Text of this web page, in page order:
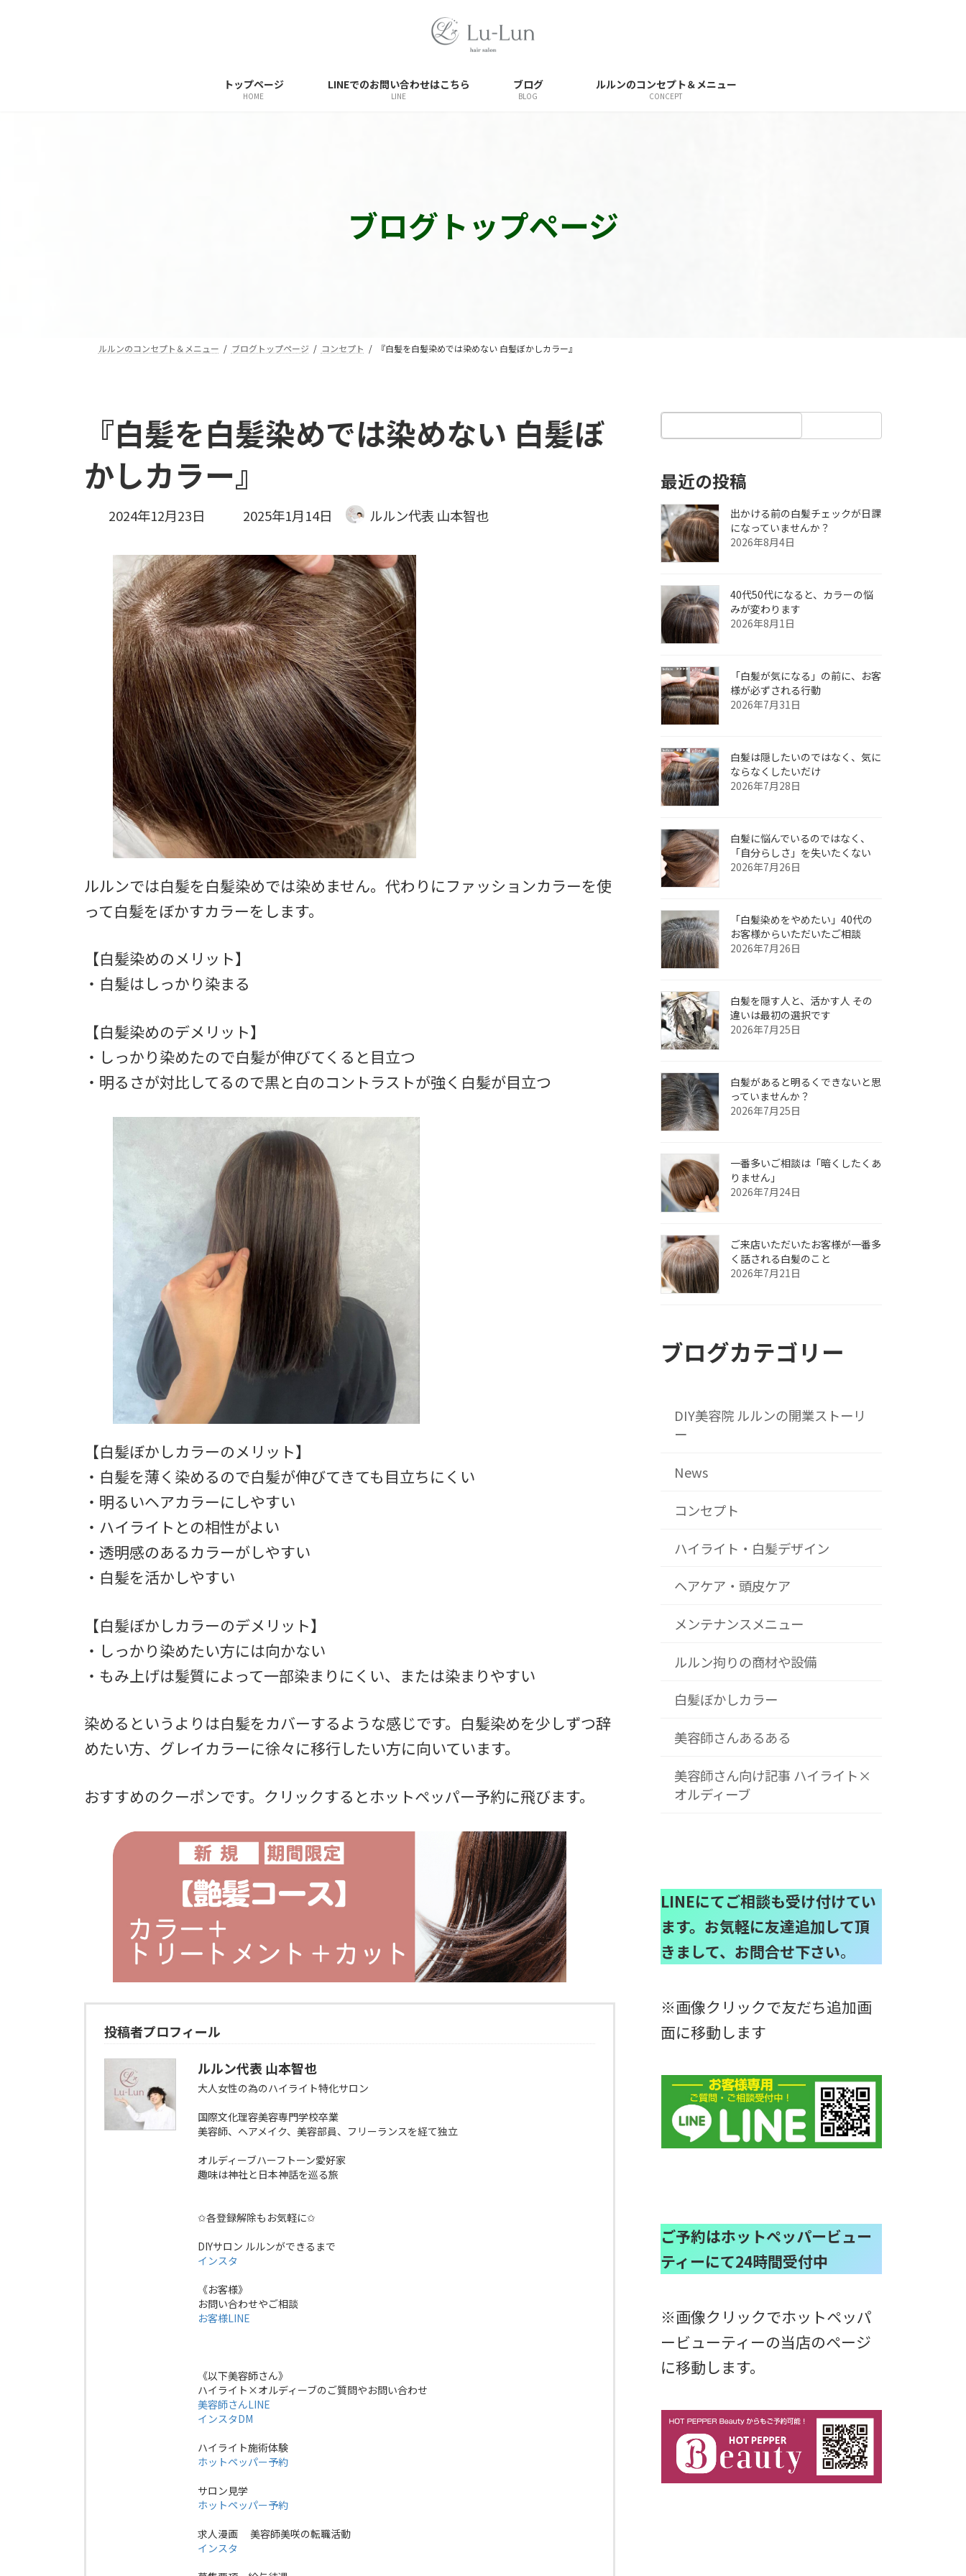
トップページ
HOME
LINEでのお問い合わせはこちら
LINE
ブログ
BLOG
ルルンのコンセプト＆メニュー
CONCEPT
ブログトップページ
ルルンのコンセプト＆メニュー ブログトップページ コンセプト 『白髪を白髪染めでは染めない 白髪ぼかしカラー』
『白髪を白髪染めでは染めない 白髪ぼ
かしカラー』
2024年12月23日
最
新
日
時
:
2025年1月14日 ルルン代表 山本智也
ルルンでは白髪を白髪染めでは染めません。代わりにファッションカラーを使
って白髪をぼかすカラーをします。
【白髪染めのメリット】
・白髪はしっかり染まる
【白髪染めのデメリット】
・しっかり染めたので白髪が伸びてくると目立つ
・明るさが対比してるので黒と白のコントラストが強く白髪が目立つ
【白髪ぼかしカラーのメリット】
・白髪を薄く染めるので白髪が伸びてきても目立ちにくい
・明るいヘアカラーにしやすい
・ハイライトとの相性がよい
・透明感のあるカラーがしやすい
・白髪を活かしやすい
【白髪ぼかしカラーのデメリット】
・しっかり染めたい方には向かない
・もみ上げは髪質によって一部染まりにくい、または染まりやすい
染めるというよりは白髪をカバーするような感じです。白髪染めを少しずつ辞
めたい方、グレイカラーに徐々に移行したい方に向いています。
おすすめのクーポンです。クリックするとホットペッパー予約に飛びます。
投稿者プロフィール
ルルン代表 山本智也
大人女性の為のハイライト特化サロン
国際文化理容美容専門学校卒業
美容師、ヘアメイク、美容部員、フリーランスを経て独立
オルディーブハーフトーン愛好家
趣味は神社と日本神話を巡る旅
✩各登録解除もお気軽に✩
DIYサロン ルルンができるまで
インスタ
《お客様》
お問い合わせやご相談
お客様LINE
《以下美容師さん》
ハイライト×オルディーブのご質問やお問い合わせ
美容師さんLINE
インスタDM
ハイライト施術体験
ホットペッパー予約
サロン見学
ホットペッパー予約
求人漫画 美容師美咲の転職活動
インスタ
最近の投稿
出かける前の白髪チェックが日課
になっていませんか？
2026年8月4日
40代50代になると、カラーの悩
みが変わります
2026年8月1日
「白髪が気になる」の前に、お客
様が必ずされる行動
2026年7月31日
白髪は隠したいのではなく、気に
ならなくしたいだけ
2026年7月28日
白髪に悩んでいるのではなく、
「自分らしさ」を失いたくない
2026年7月26日
「白髪染めをやめたい」40代の
お客様からいただいたご相談
2026年7月26日
白髪を隠す人と、活かす人 その
違いは最初の選択です
2026年7月25日
白髪があると明るくできないと思
っていませんか？
2026年7月25日
一番多いご相談は「暗くしたくあ
りません」
2026年7月24日
ご来店いただいたお客様が一番多
く話される白髪のこと
2026年7月21日
ブログカテゴリー
DIY美容院 ルルンの開業ストーリ
ー
News
コンセプト
ハイライト・白髪デザイン
ヘアケア・頭皮ケア
メンテナンスメニュー
ルルン拘りの商材や設備
白髪ぼかしカラー
美容師さんあるある
美容師さん向け記事 ハイライト×
オルディーブ
LINEにてご相談も受け付けてい
ます。お気軽に友達追加して頂
きまして、お問合せ下さい。
※画像クリックで友だち追加画
面に移動します
ご予約はホットペッパービュー
ティーにて24時間受付中
※画像クリックでホットペッパ
ービューティーの当店のページ
に移動します。